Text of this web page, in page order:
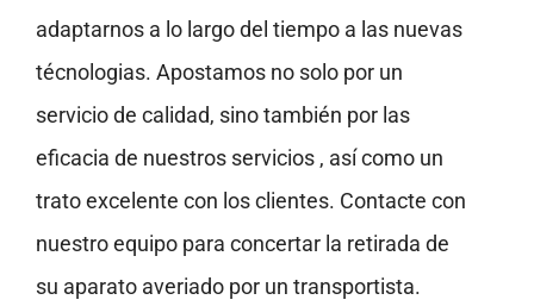
adaptarnos a lo largo del tiempo a las nuevas
técnologias. Apostamos no solo por un
servicio de calidad, sino también por las
eficacia de nuestros servicios , así como un
trato excelente con los clientes. Contacte con
nuestro equipo para concertar la retirada de
su aparato averiado por un transportista.